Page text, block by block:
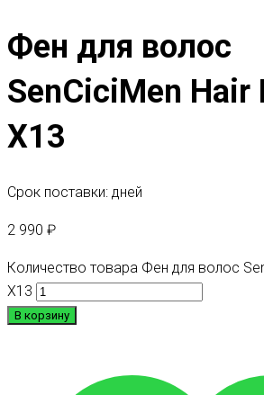
Фен для волос
SenCiciMen Hair
X13
Срок поставки: дней
2 990 ₽
Количество товара Фен для волос
X13
В корзину